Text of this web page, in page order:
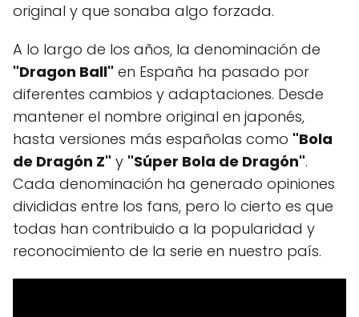
original y que sonaba algo forzada.
A lo largo de los años, la denominación de
"Dragon Ball" en España ha pasado por
diferentes cambios y adaptaciones. Desde
mantener el nombre original en japonés,
hasta versiones más españolas como "Bola
de Dragón Z" y "Súper Bola de Dragón".
Cada denominación ha generado opiniones
divididas entre los fans, pero lo cierto es que
todas han contribuido a la popularidad y
reconocimiento de la serie en nuestro país.